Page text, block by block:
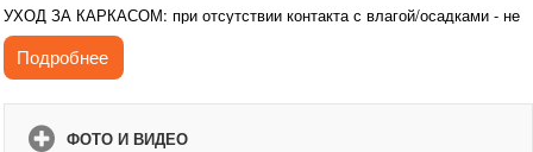
УХОД ЗА КАРКАСОМ: при отсутствии контакта с влагой/осадками - не
требуется.
Подробнее
ФОТО И ВИДЕО